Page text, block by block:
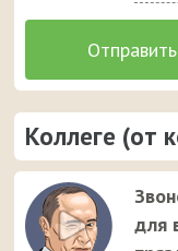
Коллеге (от
для